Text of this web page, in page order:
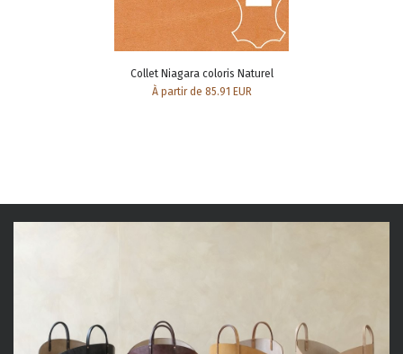
Collet Niagara coloris Naturel
À partir de 85.91 EUR